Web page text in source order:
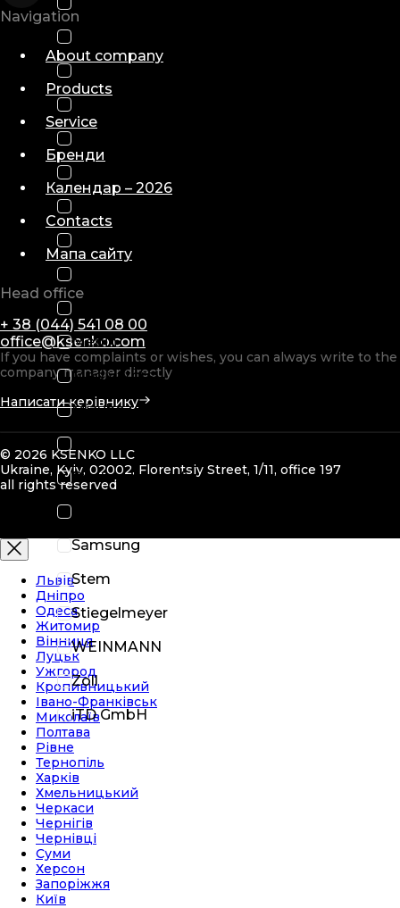
Medin
Medivators
Mizuho
Pentax medical
Samsung
Stem
Stiegelmeyer
WEINMANN
Zoll
iTD GmbH
Navigation
About company
Products
Service
Бренди
Календар – 2026
Contacts
Мапа сайту
Head office
+ 38 (044) 541 08 00
office@ksenko.com
If you have complaints or wishes, you can always write to the
company manager directly
Написати керівнику
© 2026 KSENKO LLC
Ukraine, Kyiv, 02002, Florentsiy Street, 1/11, office 197
all rights reserved
Львів
Дніпро
Одеса
Житомир
Вінниця
Луцьк
Ужгород
Кропивницький
Івано-Франківськ
Миколаїв
Полтава
Рівне
Тернопіль
Харків
Хмельницький
Черкаси
Чернігів
Чернівці
Суми
Херсон
Запоріжжя
Київ